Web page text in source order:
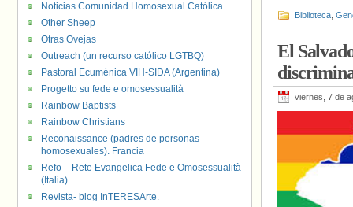
Biblioteca
El
viernes, 7 de
Noticias Comunidad Homosexual Católica
Other Sheep
Otras Ovejas
Outreach (un recurso católico LGTBQ)
Pastoral Ecuménica VIH-SIDA (Argentina)
Progetto su fede e omosessualità
Rainbow Baptists
Rainbow Christians
Reconaissance (padres de personas
homosexuales). Francia
Refo – Rete Evangelica Fede e Omosessualità
(Italia)
Revista- blog InTERESArte.